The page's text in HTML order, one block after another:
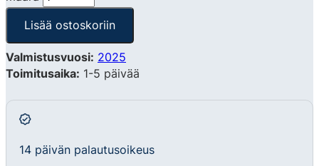
Lisää ostoskoriin
Valmistusvuosi: 2025
Toimitusaika: 1-5 päivää
14 päivän palautusoikeus